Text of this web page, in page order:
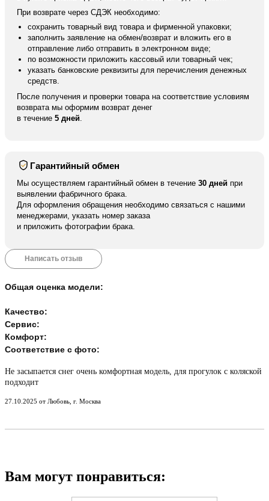
При возврате через СДЭК необходимо:
сохранить товарный вид товара и фирменной упаковки;
заполнить заявление на обмен/возврат и вложить его в
отправление либо отправить в электронном виде;
по возможности приложить кассовый или товарный чек;
указать банковские реквизиты для перечисления денежных
средств.
После получения и проверки товара на соответствие условиям
возврата мы оформим возврат денег
в течение 5 дней.
Гарантийный обмен
Мы осуществляем гарантийный обмен в течение 30 дней при
выявлении фабричного брака.
Для оформления обращения необходимо связаться с нашими
менеджерами, указать номер заказа
и приложить фотографии брака.
Написать отзыв
Общая оценка модели:
Качество:
Сервис:
Комфорт:
Соответствие с фото:
Не засыпается снег очень комфортная модель, для прогулок с коляской
подходит
27.10.2025 от Любовь, г. Москва
Вам могут понравиться: